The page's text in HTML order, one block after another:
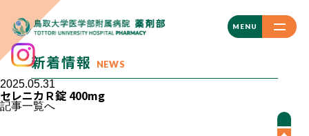
MENU
CLOSE
新着情報 NEWS
2025.05.31
セレニカＲ錠 400mg
記事一覧へ